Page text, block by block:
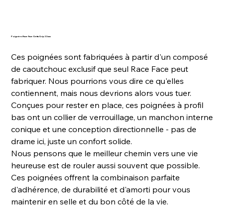
Poignées Race Face Getta Grip 33mm
Ces poignées sont fabriquées à partir d'un composé
de caoutchouc exclusif que seul Race Face peut
fabriquer. Nous pourrions vous dire ce qu'elles
contiennent, mais nous devrions alors vous tuer.
Conçues pour rester en place, ces poignées à profil
bas ont un collier de verrouillage, un manchon interne
conique et une conception directionnelle - pas de
drame ici, juste un confort solide.
Nous pensons que le meilleur chemin vers une vie
heureuse est de rouler aussi souvent que possible.
Ces poignées offrent la combinaison parfaite
d'adhérence, de durabilité et d'amorti pour vous
maintenir en selle et du bon côté de la vie.